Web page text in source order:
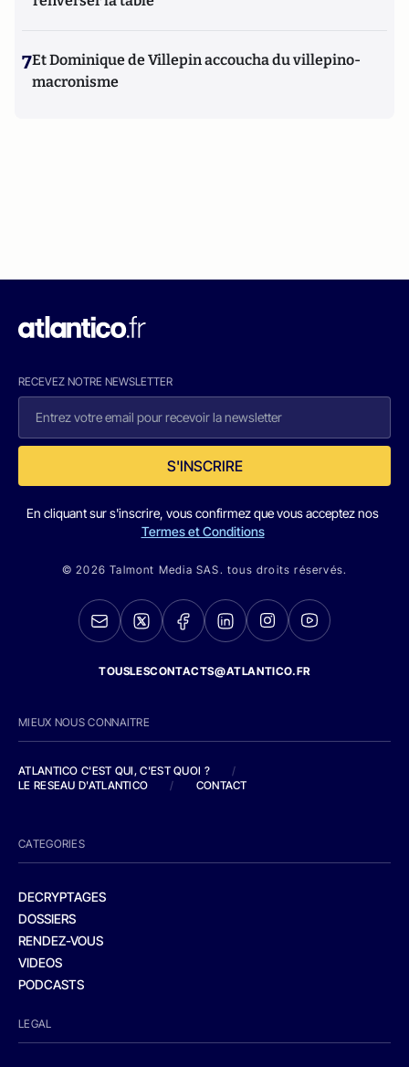
7Et Dominique de Villepin accoucha du villepino-
macronisme
RECEVEZ NOTRE NEWSLETTER
S'INSCRIRE
En cliquant sur s'inscrire, vous confirmez que vous acceptez nos
Termes et Conditions
© 2026 Talmont Media SAS. tous droits réservés.
TOUSLESCONTACTS@ATLANTICO.FR
MIEUX NOUS CONNAITRE
ATLANTICO C'EST QUI, C'EST QUOI ?
/
LE RESEAU D'ATLANTICO
/ CONTACT
CATEGORIES
DECRYPTAGES
DOSSIERS
RENDEZ-VOUS
VIDEOS
PODCASTS
LEGAL